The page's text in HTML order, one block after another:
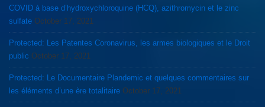
COVID à base d’hydroxychloroquine (HCQ), azithromycin et le zinc
sulfate October 17, 2021
Protected: Les Patentes Coronavirus, les armes biologiques et le Droit
public October 17, 2021
Protected: Le Documentaire Plandemic et quelques commentaires sur
les éléments d’une ère totalitaire October 17, 2021